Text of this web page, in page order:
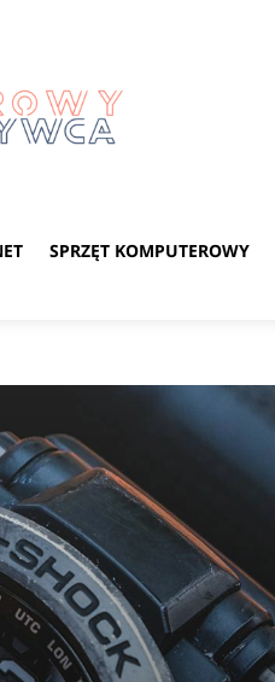
SPRZĘT KOMPUTEROWY